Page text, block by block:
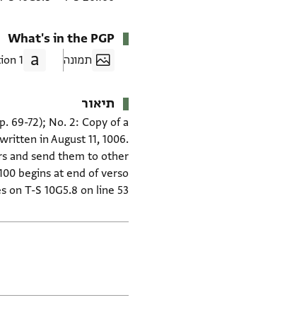
What's in the PGP
תמונה 1 Transcription
תיאור
69-72); No. 2: Copy of a
in August 11, 1006.
and send them to other
begins at end of verso
T-S 10G5.8 on line 53.